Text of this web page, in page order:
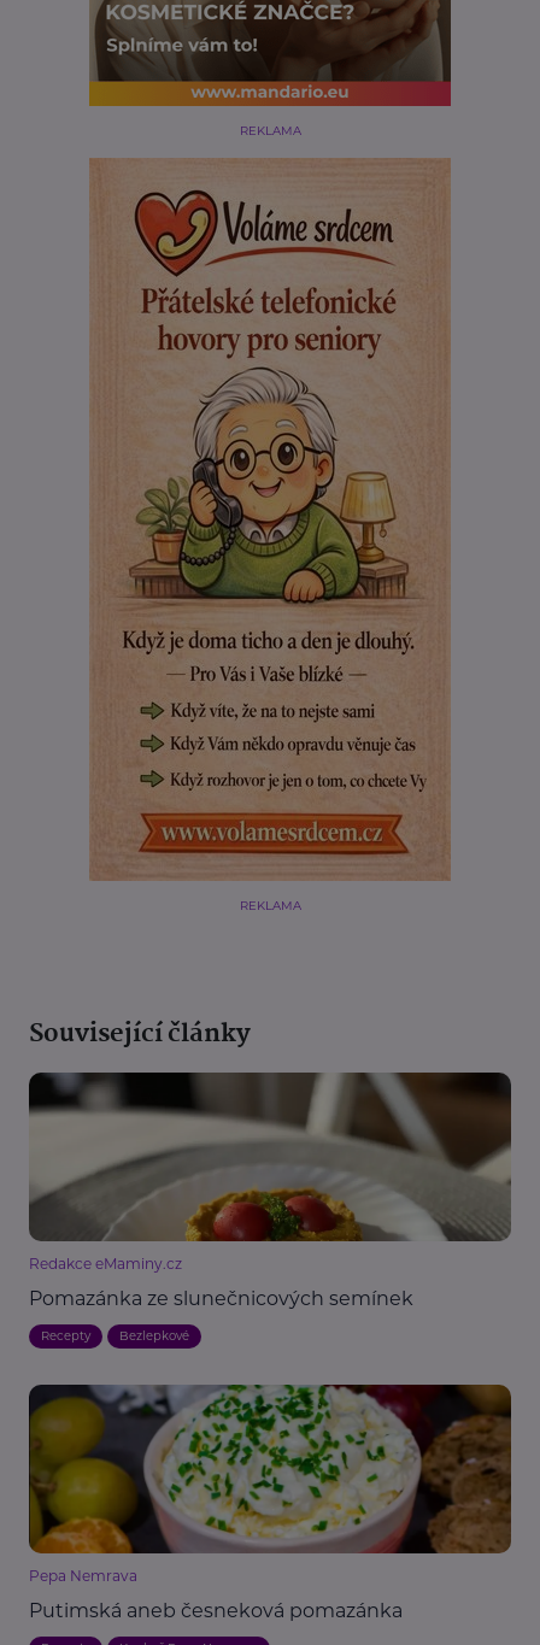
REKLAMA
REKLAMA
Související články
Redakce eMaminy.cz
Pomazánka ze slunečnicových semínek
Recepty Bezlepkové
Pepa Nemrava
Putimská aneb česneková pomazánka